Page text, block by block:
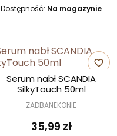
Dostępność: Na magazynie
favorite_border
Serum nabł SCANDIA
SilkyTouch 50ml
ZADBANEKONIE
35,99 zł